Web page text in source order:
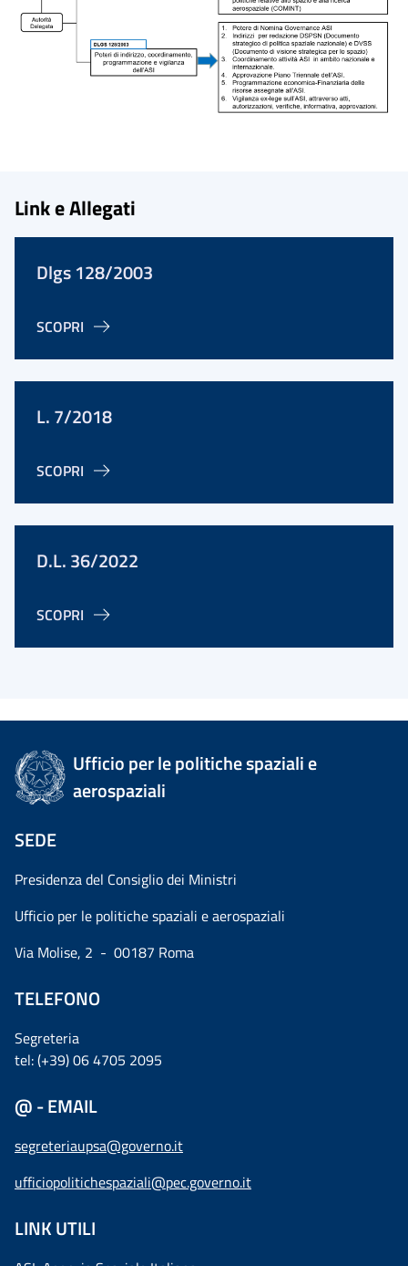
Link e Allegati
Dlgs 128/2003
SCOPRI
L. 7/2018
SCOPRI
D.L. 36/2022
SCOPRI
Ufficio per le politiche spaziali e
aerospaziali
SEDE
Presidenza del Consiglio dei Ministri
Ufficio per le politiche spaziali e aerospaziali
Via Molise, 2 - 00187 Roma
TELEFONO
Segreteria
tel: (+39) 06 4705 2095
@ - EMAIL
segreteriaupsa@governo.it
ufficiopolitichespaziali@pec.governo.it
LINK UTILI